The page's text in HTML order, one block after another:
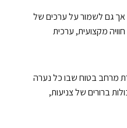
אך גם לשמור על ערכים של
מקצועית, ערכית
מרחב בטוח שבו כל נערה
ברורים של צניעות,